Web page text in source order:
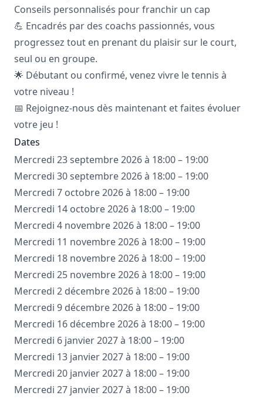
Conseils personnalisés pour franchir un cap
💪 Encadrés par des coachs passionnés, vous
progressez tout en prenant du plaisir sur le court,
seul ou en groupe.
🌟 Débutant ou confirmé, venez vivre le tennis à
votre niveau !
📅 Rejoignez-nous dès maintenant et faites évoluer
votre jeu !
Dates
Mercredi 23 septembre 2026 à 18:00 – 19:00
Mercredi 30 septembre 2026 à 18:00 – 19:00
Mercredi 7 octobre 2026 à 18:00 – 19:00
Mercredi 14 octobre 2026 à 18:00 – 19:00
Mercredi 4 novembre 2026 à 18:00 – 19:00
Mercredi 11 novembre 2026 à 18:00 – 19:00
Mercredi 18 novembre 2026 à 18:00 – 19:00
Mercredi 25 novembre 2026 à 18:00 – 19:00
Mercredi 2 décembre 2026 à 18:00 – 19:00
Mercredi 9 décembre 2026 à 18:00 – 19:00
Mercredi 16 décembre 2026 à 18:00 – 19:00
Mercredi 6 janvier 2027 à 18:00 – 19:00
Mercredi 13 janvier 2027 à 18:00 – 19:00
Mercredi 20 janvier 2027 à 18:00 – 19:00
Mercredi 27 janvier 2027 à 18:00 – 19:00